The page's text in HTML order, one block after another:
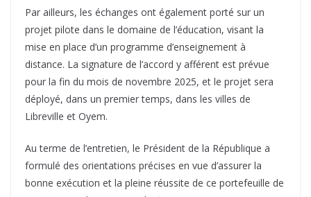
Par ailleurs, les échanges ont également porté sur un
projet pilote dans le domaine de l’éducation, visant la
mise en place d’un programme d’enseignement à
distance. La signature de l’accord y afférent est prévue
pour la fin du mois de novembre 2025, et le projet sera
déployé, dans un premier temps, dans les villes de
Libreville et Oyem.
Au terme de l’entretien, le Président de la République a
formulé des orientations précises en vue d’assurer la
bonne exécution et la pleine réussite de ce portefeuille de